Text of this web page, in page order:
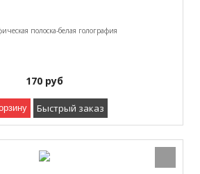
полоска-белая голография
170 руб
Быстрый заказ